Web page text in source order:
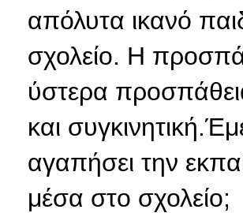
απόλυτα ικανό
σχολείο. Η
ύστερα
και
αγαπήσει την
μέσα στο σχολείο;